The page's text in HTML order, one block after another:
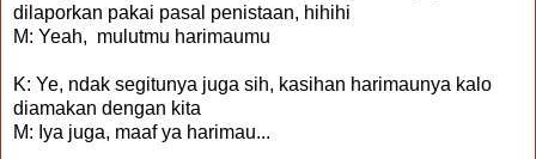
dilaporkan pakai pasal penistaan, hihihi
M: Yeah, mulutmu harimaumu
K: Ye, ndak segitunya juga sih, kasihan harimaunya kalo
diamakan dengan kita
M: Iya juga, maaf ya harimau...